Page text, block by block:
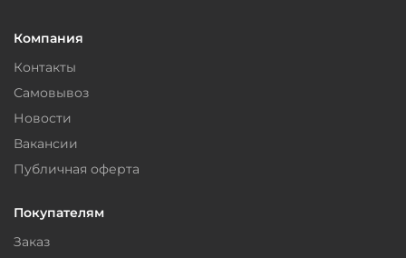
Компания
Контакты
Самовывоз
Новости
Вакансии
Публичная оферта
Покупателям
Заказ